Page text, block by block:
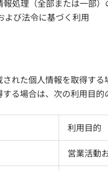
報処理（全部または一部
よび法令に基づく利用
れた個人情報を取得す
る場合は、次の利用目的
利用目的
営業活動